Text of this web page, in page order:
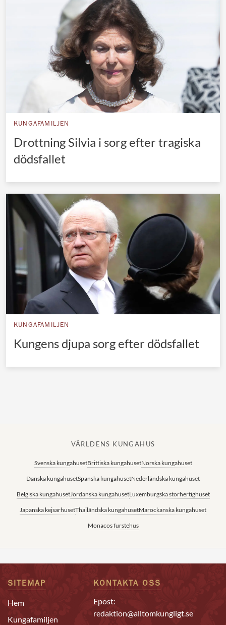
Nederländska kungahuset
Belgiska kungahuset
Jordanska kungahuset
Luxemburgska storhertighuset
Japanska kejsarhuset
Thailändska kungahuset
Monacos furstehus
KUNGAFAMILJEN
Drottning Silvia i sorg efter tragiska
dödsfallet
KUNGAFAMILJEN
Kungens djupa sorg efter dödsfallet
VÄRLDENS KUNGAHUS
Svenska kungahusetBrittiska kungahusetNorska kungahuset
Danska kungahusetSpanska kungahusetNederländska kungahuset
Belgiska kungahusetJordanska kungahusetLuxemburgska storhertighuset
Japanska kejsarhusetThailändska kungahusetMarockanska kungahuset
Monacos furstehus
SITEMAP
Hem
Kungafamiljen
KONTAKTA OSS
Epost:
redaktion@alltomkungligt.se